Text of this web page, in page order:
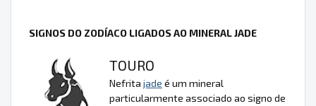
SIGNOS DO ZODÍACO LIGADOS AO MINERAL JADE
TOURO
Nefrita jade é um mineral
particularmente associado ao signo de